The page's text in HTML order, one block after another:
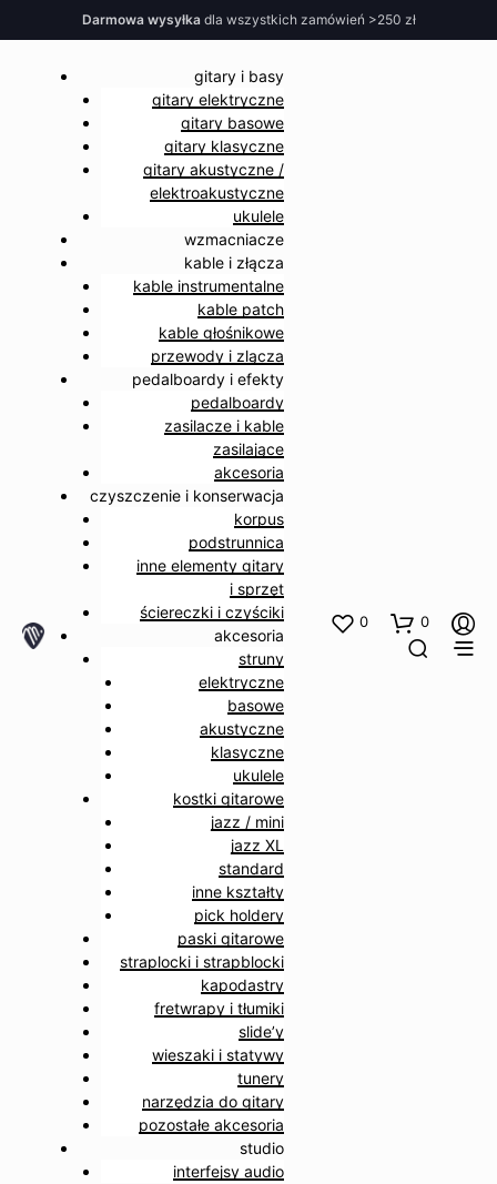
Darmowa wysyłka dla wszystkich zamówień >250 zł
gitary i basy
gitary elektryczne
gitary basowe
gitary klasyczne
gitary akustyczne /
elektroakustyczne
ukulele
wzmacniacze
kable i złącza
kable instrumentalne
kable patch
kable głośnikowe
przewody i zlącza
pedalboardy i efekty
pedalboardy
zasilacze i kable
zasilające
akcesoria
czyszczenie i konserwacja
korpus
podstrunnica
inne elementy gitary
i sprzęt
ściereczki i czyściki
akcesoria
struny
elektryczne
basowe
akustyczne
klasyczne
ukulele
kostki gitarowe
jazz / mini
jazz XL
standard
inne kształty
pick holdery
paski gitarowe
straplocki i strapblocki
kapodastry
fretwrapy i tłumiki
slide’y
wieszaki i statywy
tunery
narzędzia do gitary
pozostałe akcesoria
studio
interfejsy audio
0 0